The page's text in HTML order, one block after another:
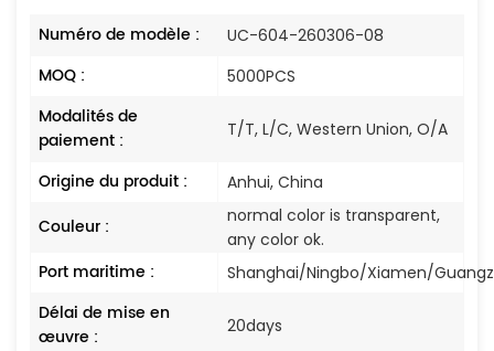
Numéro de modèle : UC-604-260306-08
MOQ : 5000PCS
Modalités de
paiement :
T/T, L/C, Western Union, O/A
Origine du produit : Anhui, China
Couleur :
normal color is transparent,
any color ok.
Port maritime : Shanghai/Ningbo/Xiamen/
Délai de mise en
œuvre :
20days